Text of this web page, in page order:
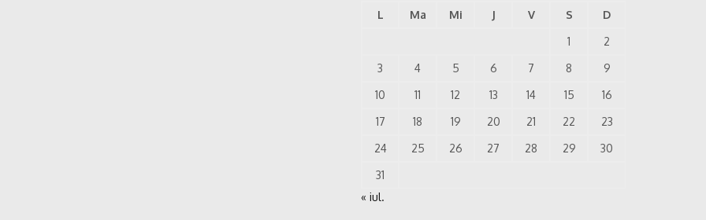
L Ma Mi J V S
D
1
2
3
4 5 6 7 8
9
10
11 12 13 14 15
16
17
18 19 20 21 22
23
24
25 26 27 28 29
30
31
« iul.